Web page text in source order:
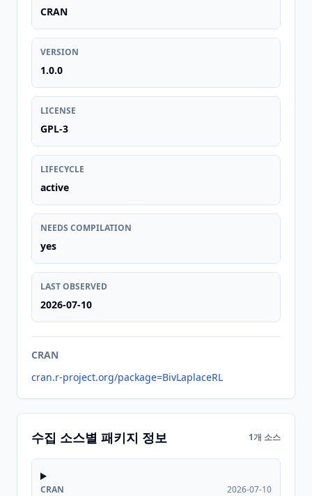
CRAN
VERSION
1.0.0
LICENSE
GPL-3
LIFECYCLE
active
NEEDS COMPILATION
yes
LAST OBSERVED
2026-07-10
CRAN
cran.r-project.org/package=BivLaplaceRL
수집 소스별 패키지 정보 1개 소스
CRAN 2026-07-10